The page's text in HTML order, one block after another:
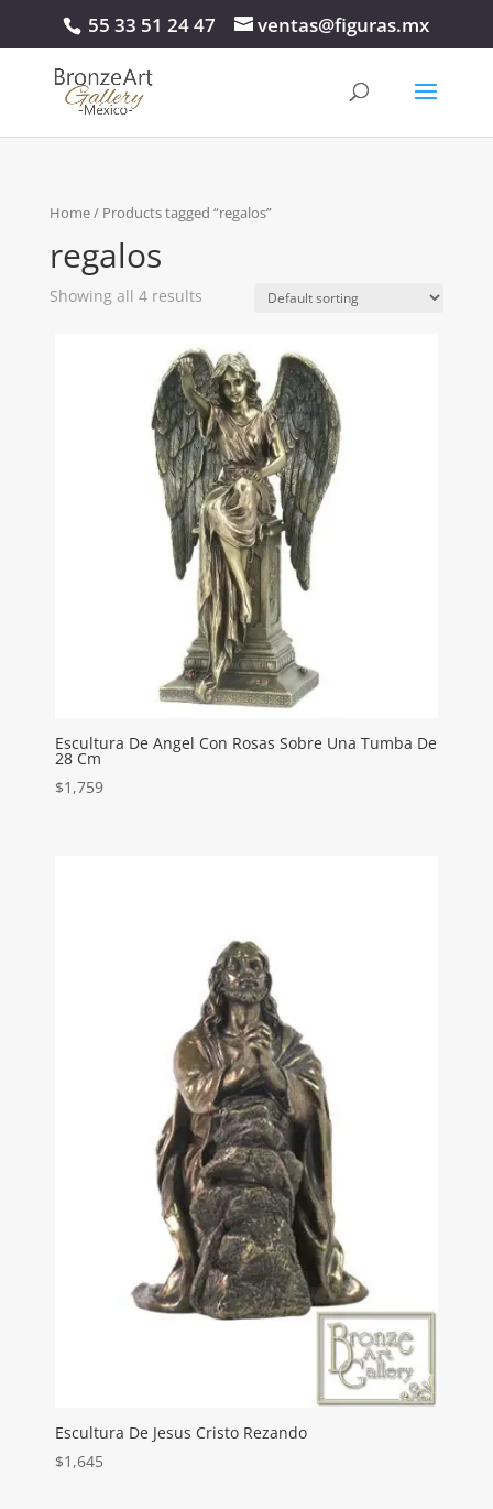
55 33 51 24 47 ventas@figuras.mx
Home/ Products tagged “regalos”
regalos
Showing all 4 results
Escultura De Angel Con Rosas Sobre Una Tumba De
28 Cm
$1,759
Escultura De Jesus Cristo Rezando
$1,645